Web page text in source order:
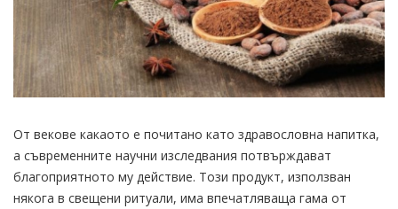
От векове какаото е почитано като здравословна напитка,
а съвременните научни изследвания потвърждават
благоприятното му действие. Този продукт, използван
някога в свещени ритуали, има впечатляваща гама от